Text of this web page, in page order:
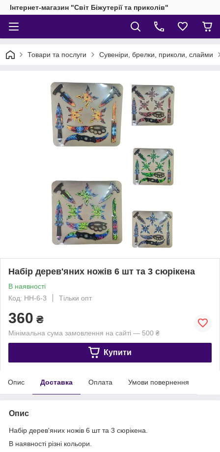
Інтернет-магазин "Світ Біжутерії та приколів"
Товари та послуги Сувеніри, брелки, приколи, слайми
Набір дерев'яних ножів 6 шт та 3 сюрікена
В наявності
Код: НН-6-3
Тільки опт
360 ₴
Мінімальна сума замовлення на сайті — 500 ₴
Купити
Опис Доставка Оплата Умови повернення
Опис
Набір дерев'яних ножів 6 шт та 3 сюрікена.
В наявності різні кольори.